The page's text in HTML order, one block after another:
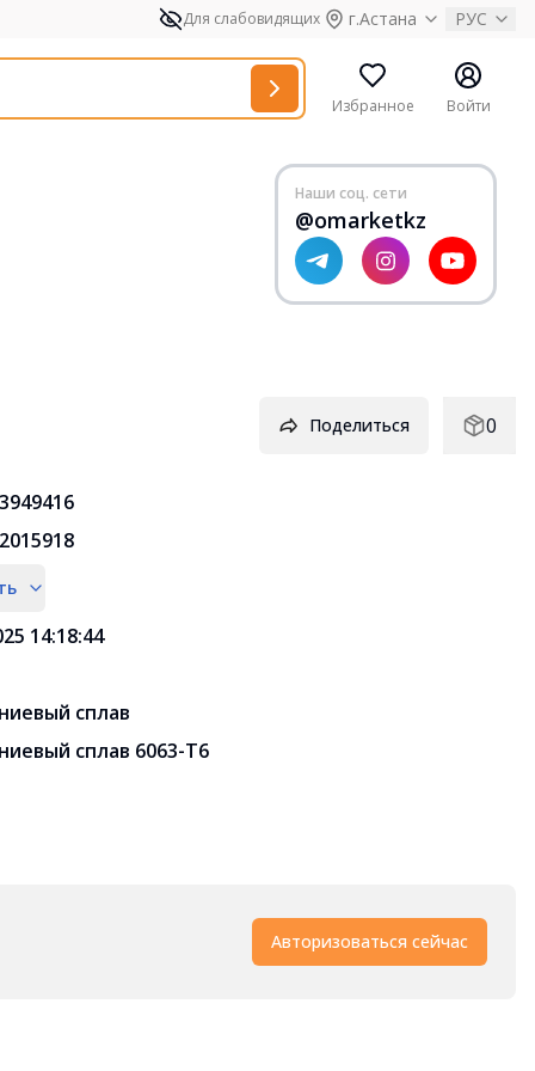
Для слабовидящих г.Астана РУС
Избранное Войти
Наши соц. сети
@omarketkz
Поделиться 0
14:18:44
сплав
сплав 6063-Т6
Авторизоваться сейчас